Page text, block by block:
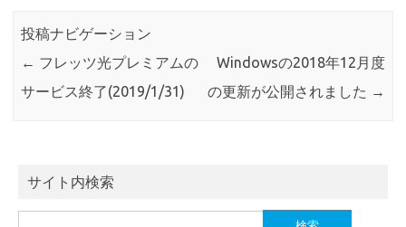
投稿ナビゲーション
← フレッツ光プレミアムの
サービス終了(2019/1/31)
Windowsの2018年12月度
の更新が公開されました →
サイト内検索